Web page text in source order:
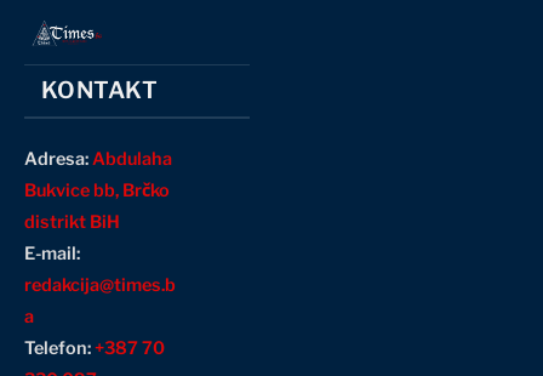
KONTAKT
Adresa:Abdulaha
Bukvice bb, Brčko
distrikt BiH
E-mail:
redakcija@times.b
a
Telefon:+387 70